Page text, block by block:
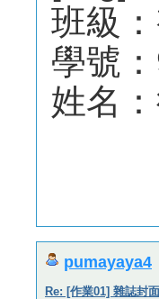
班級
學號
姓名
pumayaya4
Re: [作業01] 雜誌封